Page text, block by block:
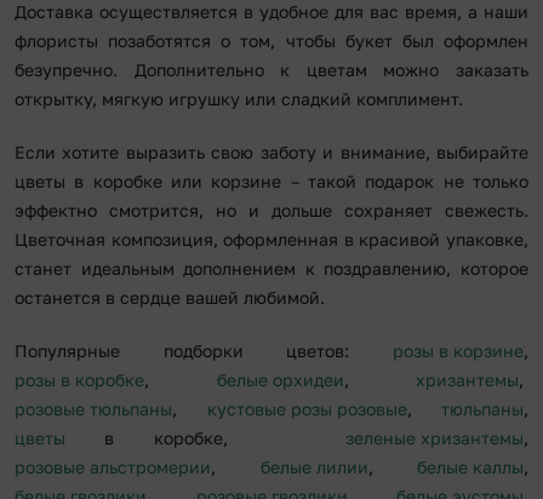
Доставка осуществляется в удобное для вас время, а наши
флористы позаботятся о том, чтобы букет был оформлен
безупречно. Дополнительно к цветам можно заказать
открытку, мягкую игрушку или сладкий комплимент.
Если хотите выразить свою заботу и внимание, выбирайте
цветы в коробке или корзине – такой подарок не только
эффектно смотрится, но и дольше сохраняет свежесть.
Цветочная композиция, оформленная в красивой упаковке,
станет идеальным дополнением к поздравлению, которое
останется в сердце вашей любимой.
Популярные подборки цветов: розы в корзине,
розы в коробке, белые орхидеи, хризантемы,
розовые тюльпаны, кустовые розы розовые, тюльпаны,
цветы в коробке, зеленые хризантемы,
розовые альстромерии, белые лилии, белые каллы,